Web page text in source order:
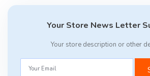
Your Store News Letter
Your store description or other